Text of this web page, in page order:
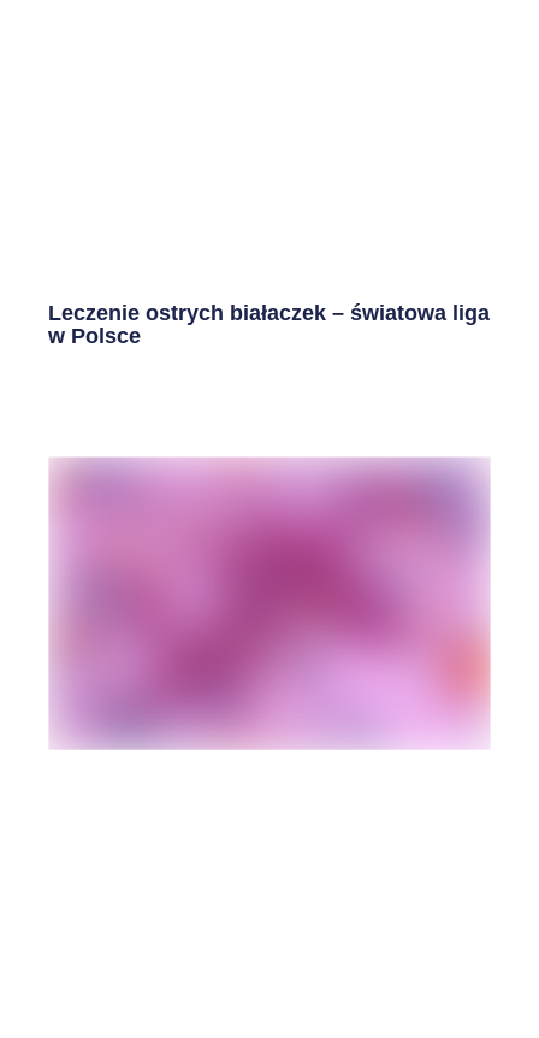
Leczenie ostrych białaczek – światowa liga
w Polsce